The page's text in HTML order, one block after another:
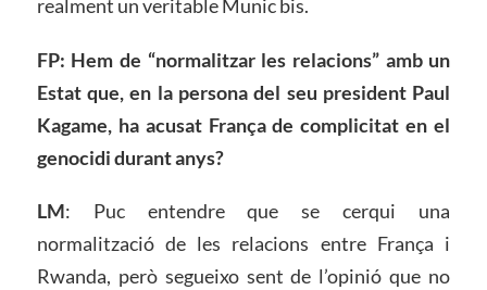
realment un veritable Munic bis.
FP: Hem de “normalitzar les relacions” amb un
Estat que, en la persona del seu president Paul
Kagame, ha acusat França de complicitat en el
genocidi durant anys?
LM: Puc entendre que se cerqui una
normalització de les relacions entre França i
Rwanda, però segueixo sent de l’opinió que no